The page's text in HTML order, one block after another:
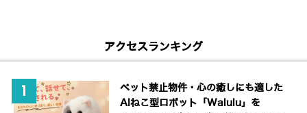
アクセスランキング
ペット禁止物件・心の癒しにも適した
AIねこ型ロボット「Walulu」を